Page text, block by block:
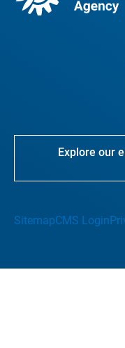
Explore our
SitemapCMS Login